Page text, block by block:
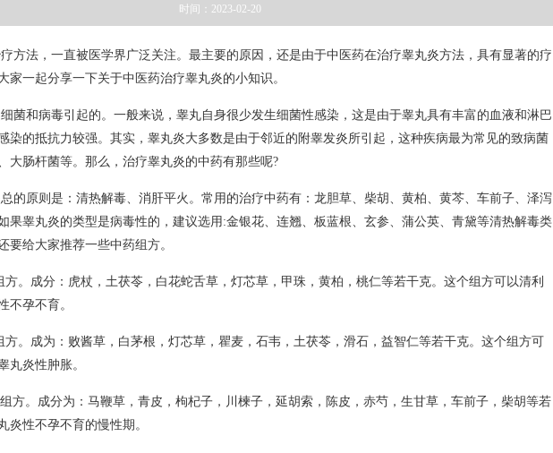
时间：2023-02-20
方法，一直被医学界广泛关注。最主要的原因，还是由于中医药在治疗睾丸炎方法，具有显著的疗
家一起分享一下关于中医药治疗睾丸炎的小知识。
菌和病毒引起的。一般来说，睾丸自身很少发生细菌性感染，这是由于睾丸具有丰富的血液和淋巴
染的抵抗力较强。其实，睾丸炎大多数是由于邻近的附睾发炎所引起，这种疾病最为常见的致病菌
大肠杆菌等。那么，治疗睾丸炎的中药有那些呢?
的原则是：清热解毒、消肝平火。常用的治疗中药有：龙胆草、柴胡、黄柏、黄芩、车前子、泽泻
果睾丸炎的类型是病毒性的，建议选用:金银花、连翘、板蓝根、玄参、蒲公英、青黛等清热解毒类
要给大家推荐一些中药组方。
方。成分：虎杖，土茯苓，白花蛇舌草，灯芯草，甲珠，黄柏，桃仁等若干克。这个组方可以清利
不孕不育。
方。成为：败酱草，白茅根，灯芯草，瞿麦，石韦，土茯苓，滑石，益智仁等若干克。这个组方可
丸炎性肿胀。
方。成分为：马鞭草，青皮，枸杞子，川楝子，延胡索，陈皮，赤芍，生甘草，车前子，柴胡等若
炎性不孕不育的慢性期。